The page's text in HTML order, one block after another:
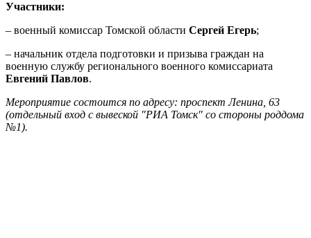
Участники:
– военный комиссар Томской области Сергей Егерь;
– начальник отдела подготовки и призыва граждан на
военную службу регионального военного комиссариата
Евгений Павлов.
Мероприятие состоится по адресу: проспект Ленина, 63
(отдельный вход с вывеской "РИА Томск" со стороны роддома
№1).